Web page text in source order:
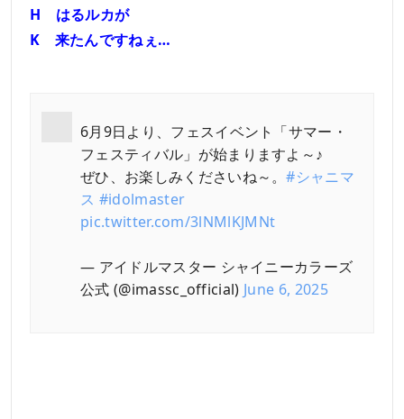
H はるルカが
K 来たんですねぇ…
6月9日より、フェスイベント「サマー・
フェスティバル」が始まりますよ～♪
ぜひ、お楽しみくださいね～。#シャニマ
ス #idolmaster
pic.twitter.com/3lNMlKJMNt
— アイドルマスター シャイニーカラーズ
公式 (@imassc_official) June 6, 2025